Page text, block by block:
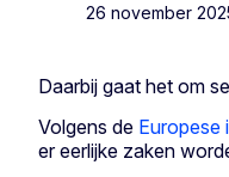
26 november
Daarbij gaat het om
Volgens de Europese
er eerlijke zaken